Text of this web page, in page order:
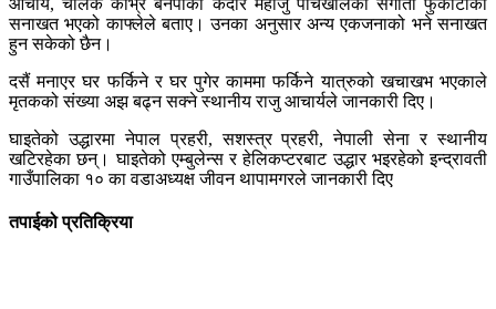
सनाखत भएको काफ्लेले बताए। उनका अनुसार अन्य एकजनाको भने सनाखत
हुन सकेको छैन।
दसैं मनाएर घर फर्किने र घर पुगेर काममा फर्किने यात्रुको खचाखभ भएकाले
मृतकको संख्या अझ बढ्न सक्ने स्थानीय राजु आचार्यले जानकारी दिए।
घाइतेको उद्धारमा नेपाल प्रहरी, सशस्त्र प्रहरी, नेपाली सेना र स्थानीय
खटिरहेका छन्। घाइतेको एम्बुलेन्स र हेलिकप्टरबाट उद्धार भइरहेको इन्द्रावती
गाउँपालिका १० का वडाअध्यक्ष जीवन थापामगरले जानकारी दिए
तपाईको प्रतिक्रिया